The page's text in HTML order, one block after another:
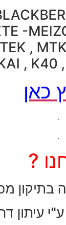
-
,
, K40
כאן
.
.
?
עיתון